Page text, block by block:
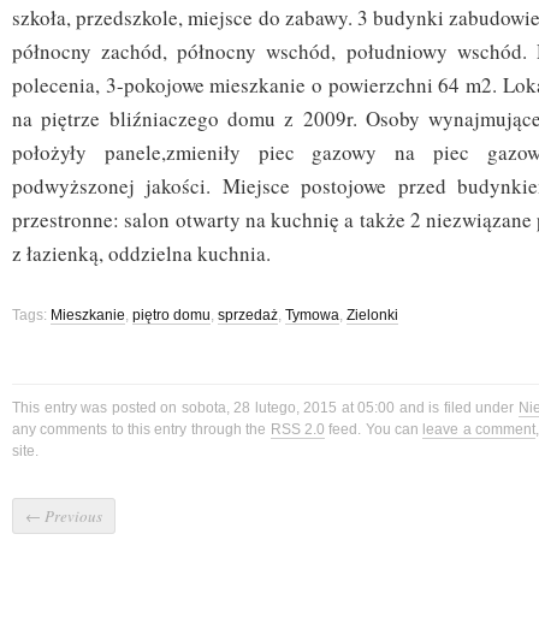
szkoła, przedszkole, miejsce do zabawy. 3 budynki
północny zachód, północny wschód, południowy
polecenia, 3-pokojowe mieszkanie o powierzchni 64 m2.
na piętrze bliźniaczego domu z 2009r. Osoby
położyły panele,zmieniły piec gazowy na piec
podwyższonej jakości. Miejsce postojowe przed
przestronne: salon otwarty na kuchnię a także 2 niezwiązane
z łazienką, oddzielna kuchnia.
Tags: Mieszkanie, piętro domu, sprzedaż, Tymowa, Zielonki
This entry was posted on sobota, 28 lutego, 2015 at 05:00 and is filed under
any comments to this entry through the RSS 2.0 feed. You can leave a comment
site.
← Previous